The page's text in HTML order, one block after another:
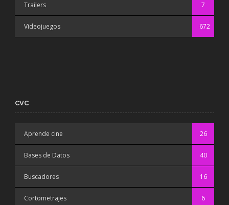
Trailers 7
Videojuegos 672
CVC
Aprende cine 26
Bases de Datos 40
Buscadores 16
Cortometrajes 6